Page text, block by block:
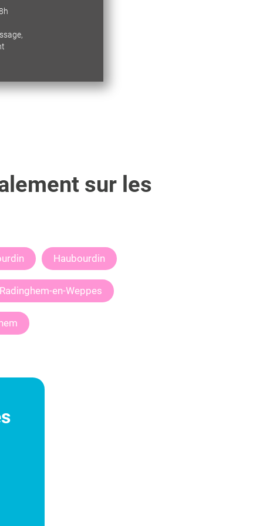
sur les
Haubourdin
Radinghem-en-Weppes